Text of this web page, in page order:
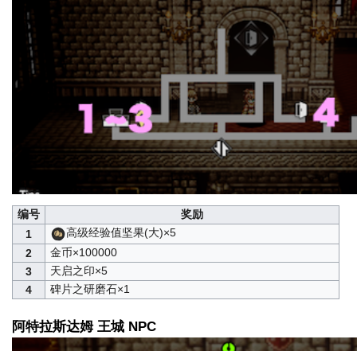
编号
奖励
1
高级经验值坚果(大)×5
2
金币×100000
3
天启之印×5
4
碑片之研磨石×1
阿特拉斯达姆 王城 NPC